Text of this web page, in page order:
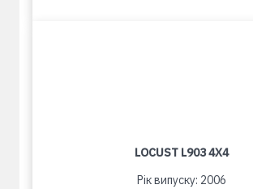
LOCUST L903 4X4
Рік випуску: 2006